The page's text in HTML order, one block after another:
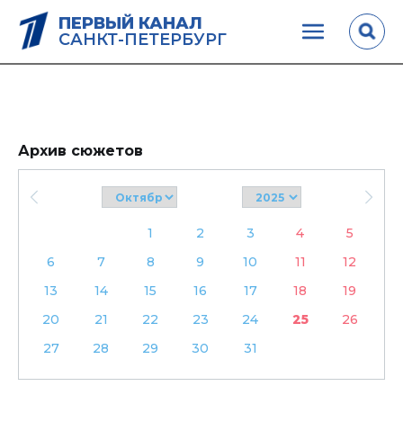
ПЕРВЫЙ КАНАЛ
САНКТ-ПЕТЕРБУРГ
Архив сюжетов
1 2 3 4
5
6
7 8 9 10 11
12
13
14 15 16 17 18
19
20
21 22 23 24 25
26
27
28 29 30 31